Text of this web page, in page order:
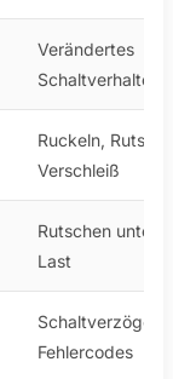
Verändertes
Schaltverhalten
Ruckeln,
Verschleiß
Rutschen unter
Last
Fehlercodes